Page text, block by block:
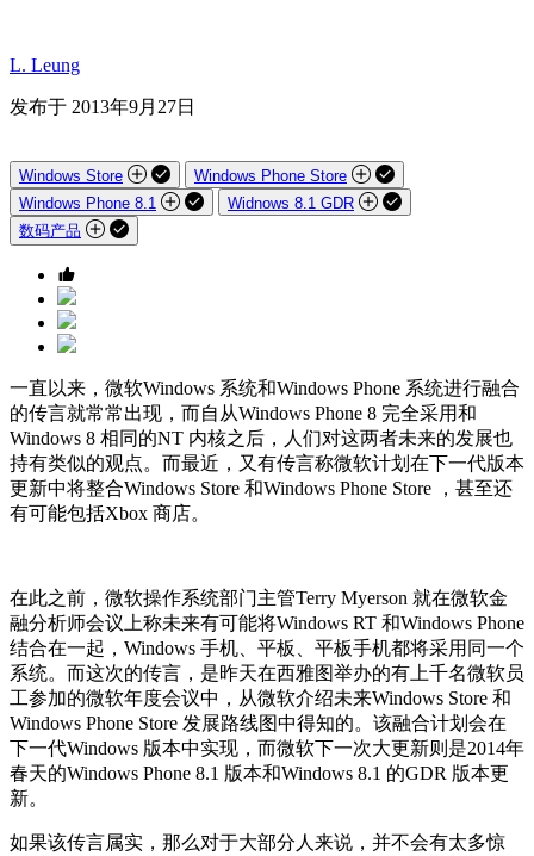
L. Leung
发布于 2013年9月27日
Windows Store
Windows Phone Store
Windows Phone 8.1
Widnows 8.1 GDR
数码产品
一直以来，微软Windows 系统和Windows Phone 系统进行融合
的传言就常常出现，而自从Windows Phone 8 完全采用和
Windows 8 相同的NT 内核之后，人们对这两者未来的发展也
持有类似的观点。而最近，又有传言称微软计划在下一代版本
更新中将整合Windows Store 和Windows Phone Store ，甚至还
有可能包括Xbox 商店。
在此之前，微软操作系统部门主管Terry Myerson 就在微软金
融分析师会议上称未来有可能将Windows RT 和Windows Phone
结合在一起，Windows 手机、平板、平板手机都将采用同一个
系统。而这次的传言，是昨天在西雅图举办的有上千名微软员
工参加的微软年度会议中，从微软介绍未来Windows Store 和
Windows Phone Store 发展路线图中得知的。该融合计划会在
下一代Windows 版本中实现，而微软下一次大更新则是2014年
春天的Windows Phone 8.1 版本和Windows 8.1 的GDR 版本更
新。
如果该传言属实，那么对于大部分人来说，并不会有太多惊